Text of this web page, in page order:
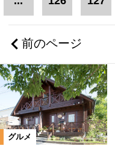
岡山市郊外
井笠エリア
赤磐市エリア
前のページ
グルメ